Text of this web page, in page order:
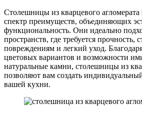
Столешницы из кварцевого
спектр преимуществ, объединяющих
функциональность. Они идеально
пространств, где требуется прочность,
повреждениям и легкий уход.
цветовых вариантов и возможности
натуральные камни, столешницы из
позволяют вам создать
вашей кухни.